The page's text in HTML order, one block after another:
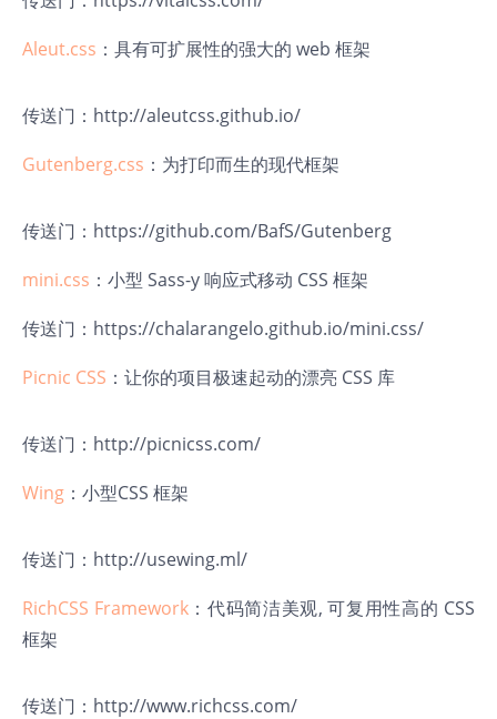
Aleut.css ：具有可扩展性的强大的 web 框架
传送门： http://aleutcss.github.io/
Gutenberg.css ：为打印而生的现代框架
传送门： https://github.com/BafS/Gutenberg
mini.css ：小型 Sass-y 响应式移动 CSS 框架
传送门： https://chalarangelo.github.io/mini.css/
Picnic CSS ：让你的项目极速起动的漂亮 CSS 库
传送门： http://picnicss.com/
Wing ：小型CSS 框架
传送门： http://usewing.ml/
RichCSS Framework：代码简洁美观, 可复用性高的 CSS
框架
传送门： http://www.richcss.com/